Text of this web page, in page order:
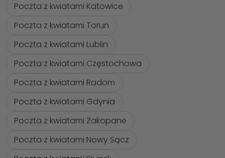
Poczta z kwiatami Katowice
Poczta z kwiatami Torun
Poczta z kwiatami Lublin
Poczta z kwiatami Częstochowa
Poczta z kwiatami Radom
Poczta z kwiatami Gdynia
Poczta z kwiatami Zakopane
Poczta z kwiatami Nowy Sącz